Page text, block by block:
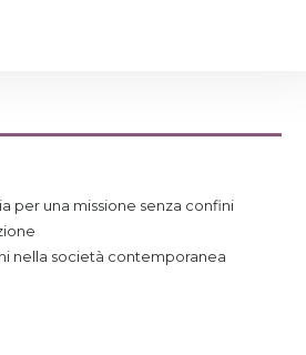
per una missione senza confini
nella società contemporanea